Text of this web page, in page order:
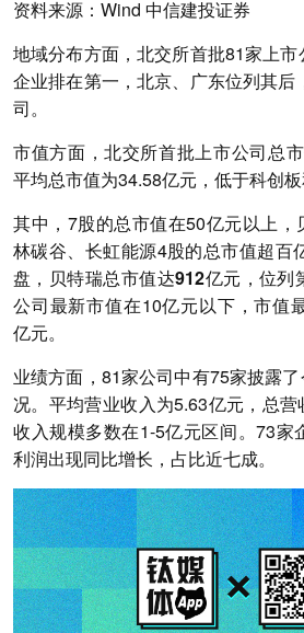
资料来源：Wind 中信建投证券
地域分布方面，北交所首批81家上
企业排在第一，北京、广东位列其后
司。
市值方面，北交所首批上市公司总
平均总市值为34.58亿元，低于科创板
其中，7股的总市值在50亿元以上
林碳谷、长虹能源4股的总市值超百
盘， 贝特瑞总市值达912亿元，位列
公司最新市值在10亿元以下，市值
亿元。
业绩方面，81家公司中有75家披露
况。平均营业收入为5.63亿元，总
收入规模多数在1-5亿元区间。73家
利润出现同比增长，占比近七成。